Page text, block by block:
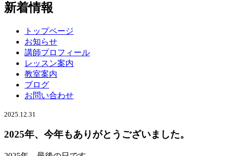
新着情報
トップページ
お知らせ
講師プロフィール
レッスン案内
教室案内
ブログ
お問い合わせ
2025.12.31
2025年、今年もありがとうございました。